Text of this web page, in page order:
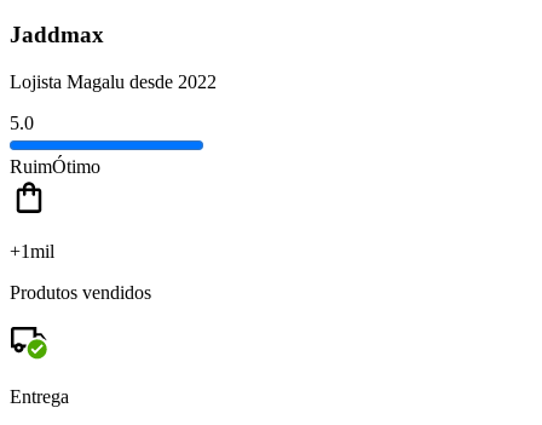
Jaddmax
Lojista Magalu desde 2022
5.0
RuimÓtimo
+1mil
Produtos vendidos
Entrega